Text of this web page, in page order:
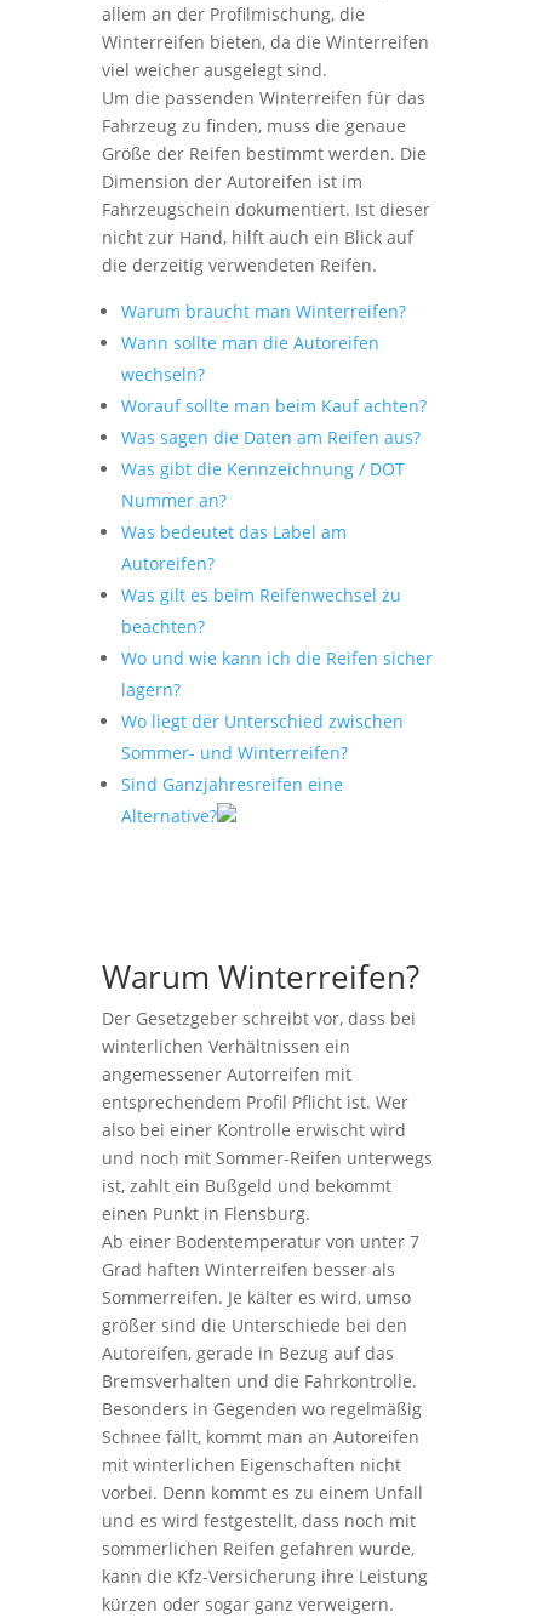
allem an der Profilmischung, die
Winterreifen bieten, da die Winterreifen
viel weicher ausgelegt sind.
Um die passenden Winterreifen für das
Fahrzeug zu finden, muss die genaue
Größe der Reifen bestimmt werden. Die
Dimension der Autoreifen ist im
Fahrzeugschein dokumentiert. Ist dieser
nicht zur Hand, hilft auch ein Blick auf
die derzeitig verwendeten Reifen.
Warum braucht man Winterreifen?
Wann sollte man die Autoreifen
wechseln?
Worauf sollte man beim Kauf achten?
Was sagen die Daten am Reifen aus?
Was gibt die Kennzeichnung / DOT
Nummer an?
Was bedeutet das Label am
Autoreifen?
Was gilt es beim Reifenwechsel zu
beachten?
Wo und wie kann ich die Reifen sicher
lagern?
Wo liegt der Unterschied zwischen
Sommer- und Winterreifen?
Sind Ganzjahresreifen eine
Alternative?
Warum Winterreifen?
Der Gesetzgeber schreibt vor, dass bei
winterlichen Verhältnissen ein
angemessener Autorreifen mit
entsprechendem Profil Pflicht ist. Wer
also bei einer Kontrolle erwischt wird
und noch mit Sommer-Reifen unterwegs
ist, zahlt ein Bußgeld und bekommt
einen Punkt in Flensburg.
Ab einer Bodentemperatur von unter 7
Grad haften Winterreifen besser als
Sommerreifen. Je kälter es wird, umso
größer sind die Unterschiede bei den
Autoreifen, gerade in Bezug auf das
Bremsverhalten und die Fahrkontrolle.
Besonders in Gegenden wo regelmäßig
Schnee fällt, kommt man an Autoreifen
mit winterlichen Eigenschaften nicht
vorbei. Denn kommt es zu einem Unfall
und es wird festgestellt, dass noch mit
sommerlichen Reifen gefahren wurde,
kann die Kfz-Versicherung ihre Leistung
kürzen oder sogar ganz verweigern.